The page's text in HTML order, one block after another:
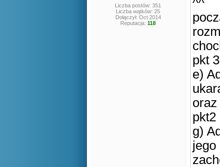
Liczba postów: 351
Liczba wątków: 25
Dołączył: Oct 2014
Reputacja: 118
^^
pkt 3
e)
oraz
pkt2
g)
jego